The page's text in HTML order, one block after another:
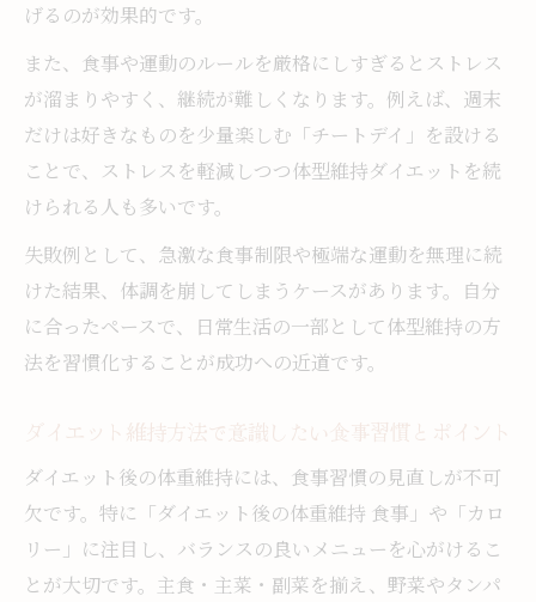
げるのが効果的です。
また、食事や運動のルールを厳格にしすぎるとストレス
が溜まりやすく、継続が難しくなります。例えば、週末
だけは好きなものを少量楽しむ「チートデイ」を設ける
ことで、ストレスを軽減しつつ体型維持ダイエットを続
けられる人も多いです。
失敗例として、急激な食事制限や極端な運動を無理に続
けた結果、体調を崩してしまうケースがあります。自分
に合ったペースで、日常生活の一部として体型維持の方
法を習慣化することが成功への近道です。
ダイエット維持方法で意識したい食事習慣とポイント
ダイエット後の体重維持には、食事習慣の見直しが不可
欠です。特に「ダイエット後の体重維持 食事」や「カロ
リー」に注目し、バランスの良いメニューを心がけるこ
とが大切です。主食・主菜・副菜を揃え、野菜やタンパ